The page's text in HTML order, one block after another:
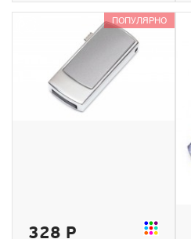
ПОПУЛЯРНО
328 Р